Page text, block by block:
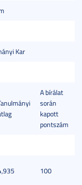
Kar
A bírálat
során
kapott
pontszám
100